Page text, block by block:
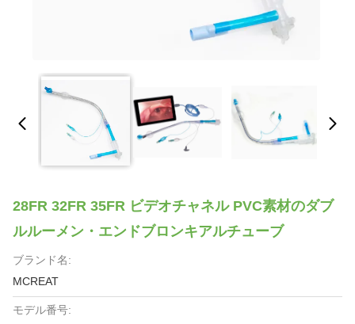
28FR 32FR 35FR ビデオチャネル PVC素材のダブ
ルルーメン・エンドブロンキアルチューブ
ブランド名:
MCREAT
モデル番号: